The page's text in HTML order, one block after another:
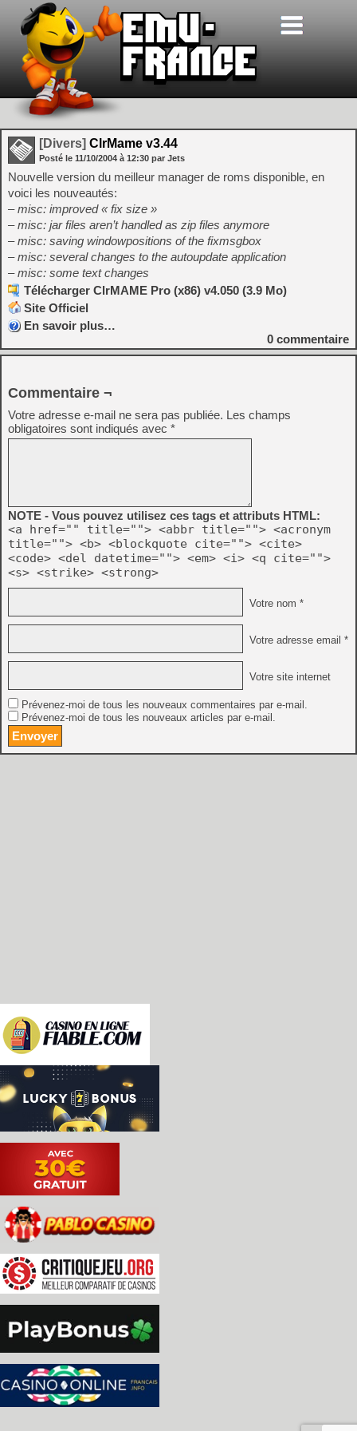
[Divers] ClrMame v3.44
Posté le 11/10/2004 à 12:30 par Jets
Nouvelle version du meilleur manager de roms disponible, en
voici les nouveautés:
– misc: improved « fix size »
– misc: jar files aren’t handled as zip files anymore
– misc: saving windowpositions of the fixmsgbox
– misc: several changes to the autoupdate application
– misc: some text changes
Télécharger ClrMAME Pro (x86) v4.050 (3.9 Mo)
Site Officiel
En savoir plus…
0 commentaire
Commentaire ¬
Votre adresse e-mail ne sera pas publiée. Les champs
obligatoires sont indiqués avec *
NOTE - Vous pouvez utilisez ces tags et attributs HTML:
<a href="" title=""> <abbr title=""> <acronym
title=""> <b> <blockquote cite=""> <cite>
<code> <del datetime=""> <em> <i> <q cite="">
<s> <strike> <strong>
Votre nom *
Votre adresse email *
Votre site internet
Prévenez-moi de tous les nouveaux commentaires par e-mail.
Prévenez-moi de tous les nouveaux articles par e-mail.